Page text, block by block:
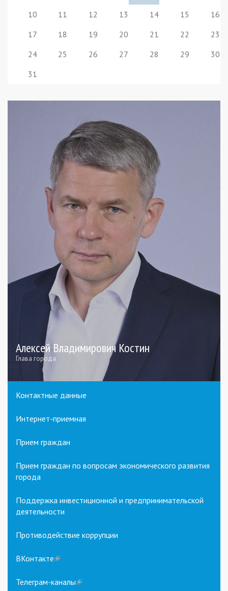
10
11 12 13 14 15
16
17
18 19 20 21 22
23
24
25 26 27 28 29
30
31
Алексей Владимирович Костин
Глава города
Контактные данные
Интернет-приемная
Прием граждан
Прием граждан по вопросам экономического развития
города
Поддержка инвестиционной и предпринимательской
деятельности
Противодействие коррупции
ВКонтакте(link
external)
Телеграм-каналы(link